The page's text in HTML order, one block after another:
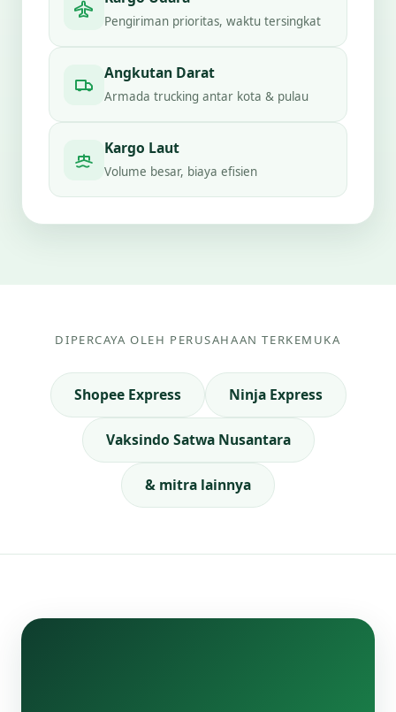
Pengiriman prioritas, waktu tersingkat
Angkutan Darat
Armada trucking antar kota & pulau
Kargo Laut
Volume besar, biaya efisien
DIPERCAYA OLEH PERUSAHAAN TERKEMUKA
Shopee Express Ninja Express
Vaksindo Satwa Nusantara
& mitra lainnya